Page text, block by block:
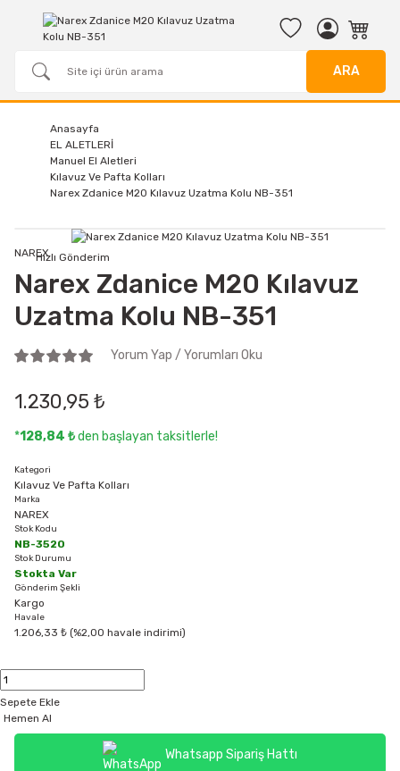
ARA
Anasayfa
EL ALETLERİ
Manuel El Aletleri
Kılavuz Ve Pafta Kolları
Narex Zdanice M20 Kılavuz Uzatma Kolu NB-351
Hızlı Gönderim
NAREX
Narex Zdanice M20 Kılavuz
Uzatma Kolu NB-351
Yorum Yap / Yorumları Oku
1.230,95 ₺
*128,84 ₺den başlayan taksitlerle!
Kategori
Kılavuz Ve Pafta Kolları
Marka
NAREX
Stok Kodu
NB-3520
Stok Durumu
Stokta Var
Gönderim Şekli
Kargo
Havale
1.206,33 ₺ (%2,00 havale indirimi)
Sepete Ekle
Hemen Al
Whatsapp Sipariş Hattı